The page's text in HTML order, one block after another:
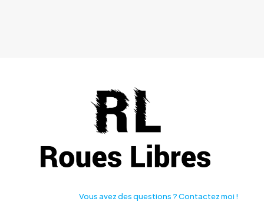
Vous avez des questions ? Contactez moi !